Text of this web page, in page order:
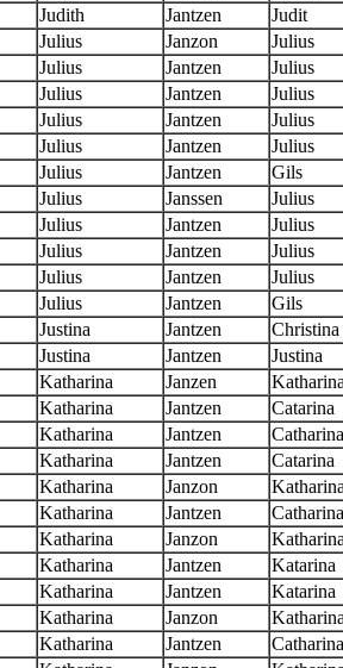
Judith Jantzen
Judit
Julius Janzon
Julius
Julius Jantzen
Julius
Julius Jantzen
Julius
Julius Jantzen
Julius
Julius Jantzen
Julius
Julius Jantzen
Gils
Julius Janssen
Julius
Julius Jantzen
Julius
Julius Jantzen
Julius
Julius Jantzen
Julius
Julius Jantzen
Gils
Justina Jantzen
Christina
Justina Jantzen
Justina
Katharina Janzen
Katharina Jantzen
Catarina
Katharina Jantzen
Catharina
Katharina Jantzen
Catarina
Katharina Janzon
Katharina Jantzen
Catharina
Katharina Janzon
Katharina Jantzen
Katarina
Katharina Jantzen
Katarina
Katharina Janzon
Katharina Jantzen
Catharina